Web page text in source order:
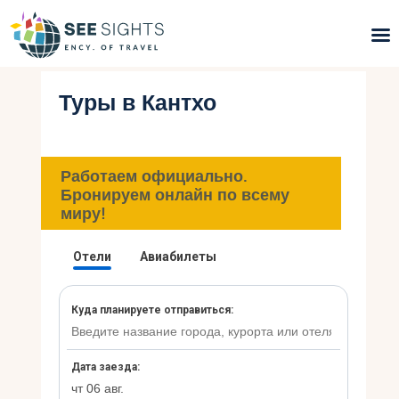
Поиск туров
Типы Туров
Страны
Инфо
Контакты
Туры в Кантхо
Работаем официально.
Бронируем онлайн по всему
миру!